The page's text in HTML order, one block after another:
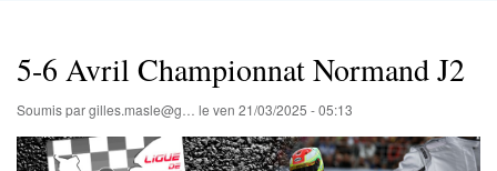
5-6 Avril Championnat Normand J2
Soumis pargilles.masle@g… le ven 21/03/2025 - 05:13